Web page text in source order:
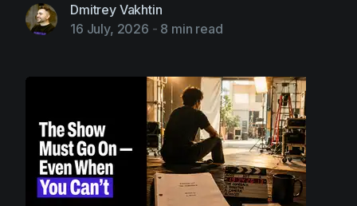
Dmitrey Vakhtin
16 July, 2026 - 8 min read